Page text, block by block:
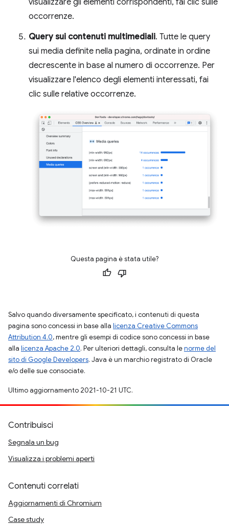
visualizzare gli elementi corrispondenti, fai clic sulle
occorrenze.
Query sui contenuti multimediali. Tutte le query
sui media definite nella pagina, ordinate in ordine
decrescente in base al numero di occorrenze. Per
visualizzare l'elenco degli elementi interessati, fai
clic sulle relative occorrenze.
Questa pagina è stata utile?
Salvo quando diversamente specificato, i contenuti di questa
pagina sono concessi in base alla licenza Creative Commons
Attribution 4.0, mentre gli esempi di codice sono concessi in base
alla licenza Apache 2.0. Per ulteriori dettagli, consulta lenorme del
sito di Google Developers. Java è un marchio registrato di Oracle
e/o delle sue consociate.
Ultimo aggiornamento 2021-10-21 UTC.
Contribuisci
Segnala un bug
Visualizza i problemi aperti
Contenuti correlati
Aggiornamenti di Chromium
Case study